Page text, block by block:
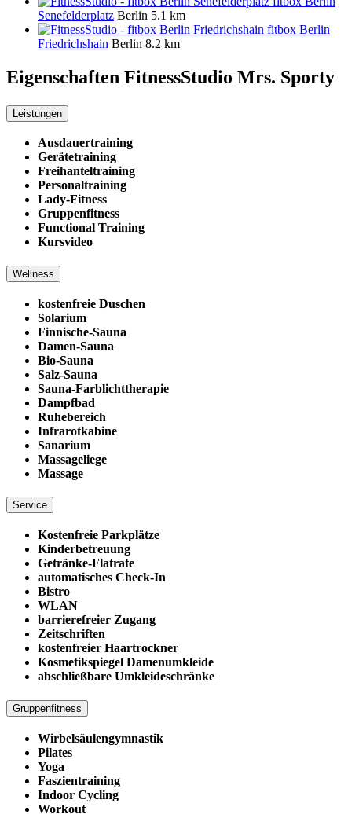
Senefelderplatz Berlin 5.1 km
fitbox Berlin
Friedrichshain Berlin 8.2 km
Eigenschaften FitnessStudio Mrs. Sporty
Leistungen
Ausdauertraining
Gerätetraining
Freihanteltraining
Personaltraining
Lady-Fitness
Gruppenfitness
Functional Training
Kursvideo
Wellness
kostenfreie Duschen
Solarium
Finnische-Sauna
Damen-Sauna
Bio-Sauna
Salz-Sauna
Sauna-Farblichttherapie
Dampfbad
Ruhebereich
Infrarotkabine
Sanarium
Massageliege
Massage
Service
Kostenfreie Parkplätze
Kinderbetreuung
Getränke-Flatrate
automatisches Check-In
Bistro
WLAN
barrierefreier Zugang
Zeitschriften
kostenfreier Haartrockner
Kosmetikspiegel Damenumkleide
abschließbare Umkleideschränke
Gruppenfitness
Wirbelsäulengymnastik
Pilates
Yoga
Faszientraining
Indoor Cycling
Workout